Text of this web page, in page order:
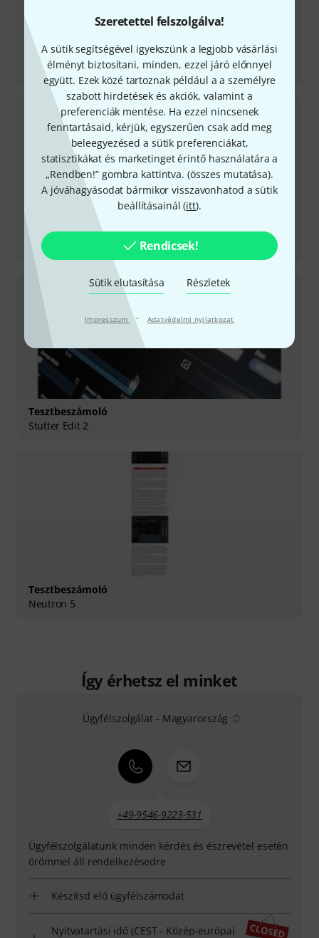
Szeretettel felszolgálva!
A sütik segítségével igyekszünk a legjobb vásárlási
élményt biztosítani, minden, ezzel járó előnnyel
együtt. Ezek közé tartoznak például a a személyre
szabott hirdetések és akciók, valamint a
preferenciák mentése. Ha ezzel nincsenek
fenntartásaid, kérjük, egyszerűen csak add meg
beleegyezésed a sütik preferenciákat,
statisztikákat és marketinget érintő használatára a
„Rendben!” gombra kattintva. (összes mutatása).
A jóváhagyásodat bármikor visszavonhatod a sütik
beállításainál (itt).
Rendicsek!
Sütik elutasítása Részletek
Impresszum · Adatvédelmi nyilatkozat
Tesztbeszámoló
Equinox
Tesztbeszámoló
Trash
Tesztbeszámoló
Stutter Edit 2
Tesztbeszámoló
Neutron 5
Így érhetsz el minket
Ügyfélszolgálat - Magyarország
+49-9546-9223-531
Ügyfélszolgálatunk minden kérdés és észrevétel esetén
örömmel áll rendelkezésedre
Készítsd elő ügyfélszámodat
Nyitvatartási idő (CEST - Közép-európai